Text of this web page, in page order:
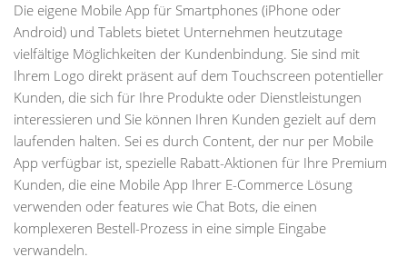
Die eigene Mobile App für Smartphones (iPhone oder
Android) und Tablets bietet Unternehmen heutzutage
vielfältige Möglichkeiten der Kundenbindung. Sie sind mit
Ihrem Logo direkt präsent auf dem Touchscreen potentieller
Kunden, die sich für Ihre Produkte oder Dienstleistungen
interessieren und Sie können Ihren Kunden gezielt auf dem
laufenden halten. Sei es durch Content, der nur per Mobile
App verfügbar ist, spezielle Rabatt-Aktionen für Ihre Premium
Kunden, die eine Mobile App Ihrer E-Commerce Lösung
verwenden oder features wie Chat Bots, die einen
komplexeren Bestell-Prozess in eine simple Eingabe
verwandeln.